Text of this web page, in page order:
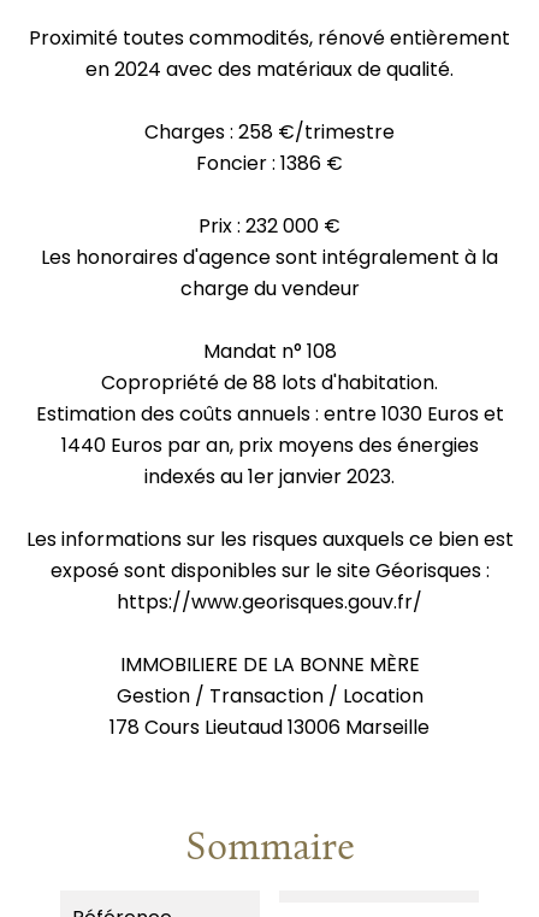
Proximité toutes commodités, rénové entièrement
en 2024 avec des matériaux de qualité.
Charges : 258 €/trimestre
Foncier : 1386 €
Prix : 232 000 €
Les honoraires d'agence sont intégralement à la
charge du vendeur
Mandat n° 108
Copropriété de 88 lots d'habitation.
Estimation des coûts annuels : entre 1030 Euros et
1440 Euros par an, prix moyens des énergies
indexés au 1er janvier 2023.
Les informations sur les risques auxquels ce bien est
exposé sont disponibles sur le site Géorisques :
https://www.georisques.gouv.fr/
IMMOBILIERE DE LA BONNE MÈRE
Gestion / Transaction / Location
178 Cours Lieutaud 13006 Marseille
Sommaire